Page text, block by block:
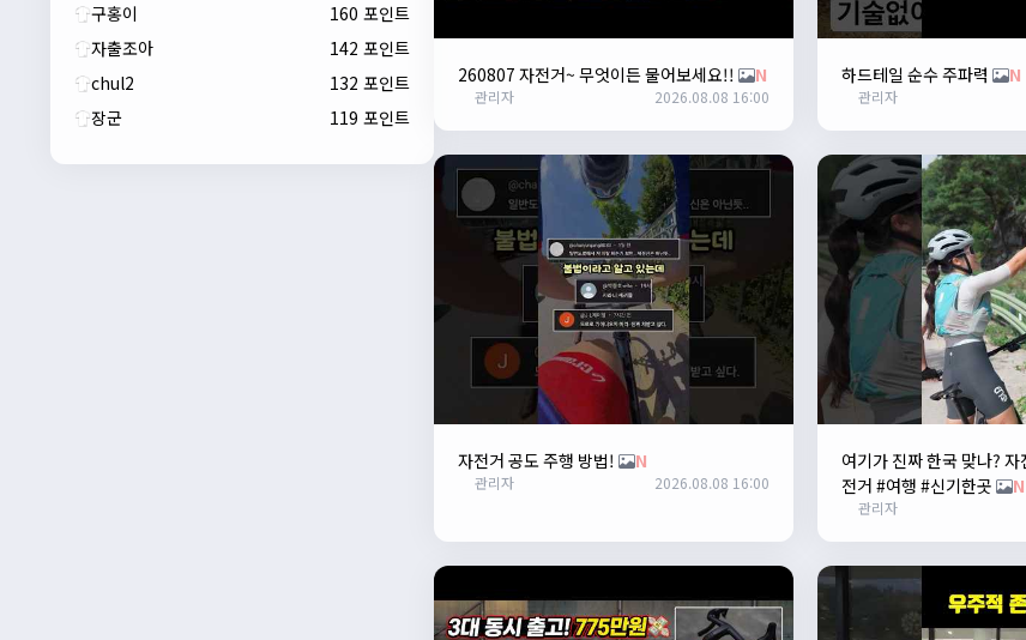
새해 복많이 받으세요!!
구홍이
160 포인트
자출조아
142 포인트
chul2
132 포인트
장군
119 포인트
260807 자전거~ 무엇이든 물어보세요!! N
관리자 2026.08.08 16:00
하드테일 순수 주파력 N
관리자
자전거 공도 주행 방법! N
관리자 2026.08.08 16:00
여기가 진짜 한국 맞나?
전거 #여행 #신기한곳
N
관리자